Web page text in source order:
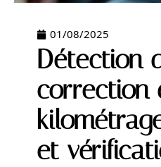
01/08/2025
Détection
correction
et